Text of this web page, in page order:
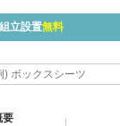
立設置無料
要